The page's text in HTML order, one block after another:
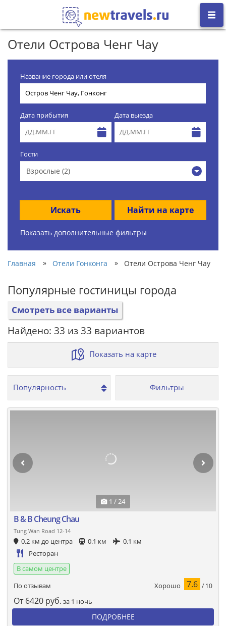
Отели Острова Ченг Чау
Название города или отеля
Дата прибытия Дата выезда
Гости
Взрослые (2)
Искать Найти на карте
Показать дополнительные фильтры
Главная » Отели Гонконга » Отели Острова Ченг Чау
Популярные гостиницы города
Смотреть все варианты
Найдено: 33 из 33 вариантов
Показать на карте
Фильтры
1 / 24
B & B Cheung Chau
Tung Wan Road 12-14
0.2 км до центра 0.1 км
0.1 км
Ресторан
В самом центре
По отзывам
Хорошо 7.6 / 10
От 6420 руб. за 1 ночь
ПОДРОБНЕЕ